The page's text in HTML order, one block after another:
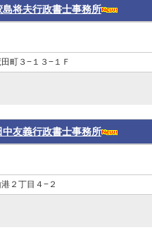
島将夫行政書士事務所
町３−１３−１Ｆ
中友義行政書士事務所
２丁目４−２